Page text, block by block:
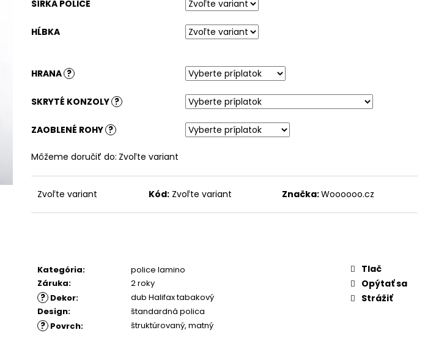
ŠÍRKA POLICE
HĹBKA
HRANA ?
SKRYTÉ KONZOLY ?
ZAOBLENÉ ROHY ?
Môžeme doručiť do: Zvoľte variant
Zvoľte variant Kód: Zvoľte variant Značka:Woooooo.cz
Kategória:
police lamino
Záruka: 2 roky
? Dekor:
dub Halifax tabakový
Design: štandardná polica
? Povrch: štruktúrovaný, matný
Tlač
Opýtať sa
Strážiť